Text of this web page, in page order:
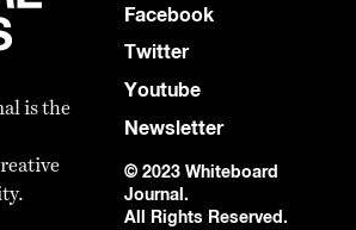
is the
Facebook
Twitter
Youtube
Newsletter
© 2023 Whiteboard
Journal.
All Rights Reserved.